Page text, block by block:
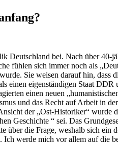
Deutschland bei. Nach über 40-
fühlen sich immer noch als
Sie weisen darauf hin,
einen eigenständigen Staat
einen neuen
und das Recht auf Arbeit in
der „Ost-Historiker“
Geschichte “ sei. Das
über die Frage, weshalb sich
werde mich vor allem auf die